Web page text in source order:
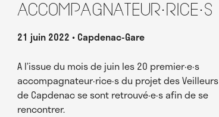
accompagnateur·rice·s
21 juin 2022 Capdenac-Gare
A l’issue du mois de juin les 20 premier·e·s
accompagnateur·rice·s du projet des Veilleurs
de Capdenac se sont retrouvé·e·s afin de se
rencontrer.